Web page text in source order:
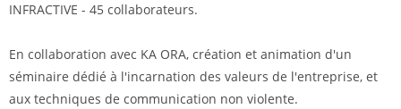
INFRACTIVE - 45 collaborateurs.
En collaboration avec KA ORA, création et animation d'un
séminaire dédié à l'incarnation des valeurs de l'entreprise, et
aux techniques de communication non violente.